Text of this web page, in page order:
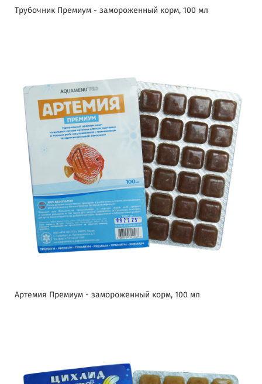
Трубочник Премиум - замороженный корм, 100 мл
Артемия Премиум - замороженный корм, 100 мл